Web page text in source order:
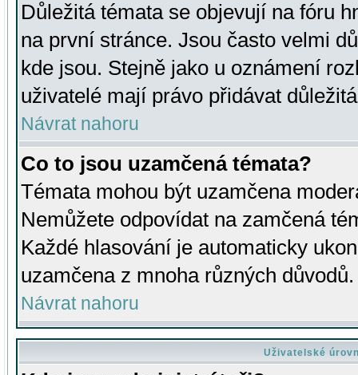
Důležitá témata se objevují na fóru
na první stránce. Jsou často velmi
kde jsou. Stejně jako u oznámení
uživatelé mají právo přidávat
Návrat nahoru
Co to jsou uzamčená témata?
Témata mohou být uzamčena
Nemůžete odpovídat na zamčená
Každé hlasování je automaticky
uzamčena z mnoha různých důvodů.
Návrat nahoru
Uživatelské